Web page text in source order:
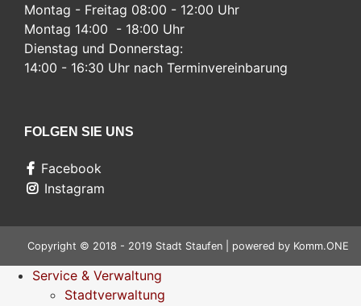
Montag - Freitag 08:00 - 12:00 Uhr
Montag 14:00 - 18:00 Uhr
Dienstag und Donnerstag:
14:00 - 16:30 Uhr nach Terminvereinbarung
FOLGEN SIE UNS
Facebook
Instagram
Copyright © 2018 - 2019 Stadt Staufen | powered by Komm.ONE
Service & Verwaltung
Stadtverwaltung